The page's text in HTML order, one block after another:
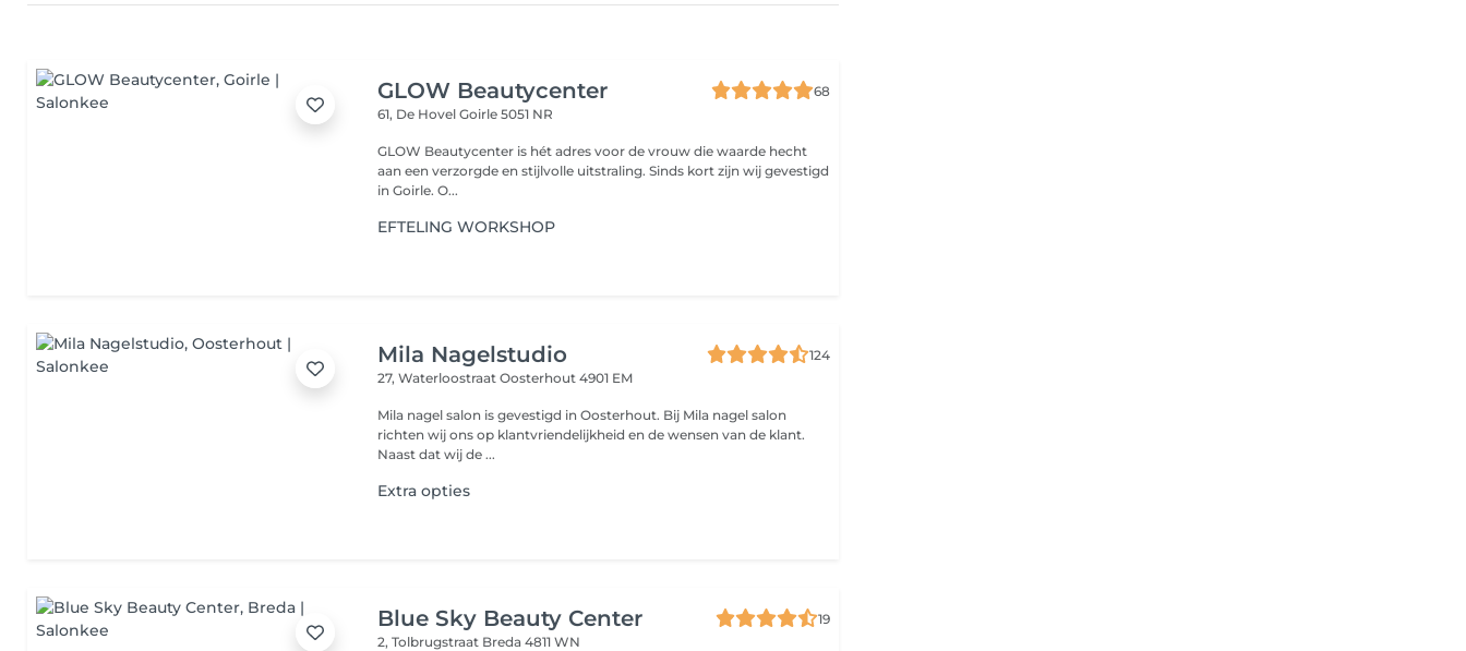
GLOW Beautycenter
68
61, De HovelGoirle 5051 NR
GLOW Beautycenter is hét adres voor de vrouw die waarde hecht
aan een verzorgde en stijlvolle uitstraling. Sinds kort zijn wij gevestigd
in Goirle. O...
EFTELING WORKSHOP
Mila Nagelstudio
124
27, WaterloostraatOosterhout 4901 EM
Mila nagel salon is gevestigd in Oosterhout. Bij Mila nagel salon
richten wij ons op klantvriendelijkheid en de wensen van de klant.
Naast dat wij de ...
Extra opties
Blue Sky Beauty Center
19
2, Tolbrugstraat Breda 4811 WN